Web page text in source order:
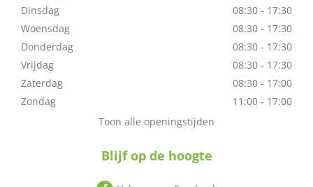
Dinsdag
08:30 - 17:30
Woensdag
08:30 - 17:30
Donderdag
08:30 - 17:30
Vrijdag
08:30 - 17:30
Zaterdag
08:30 - 17:00
Zondag
11:00 - 17:00
Toon alle openingstijden
Blijf op de hoogte